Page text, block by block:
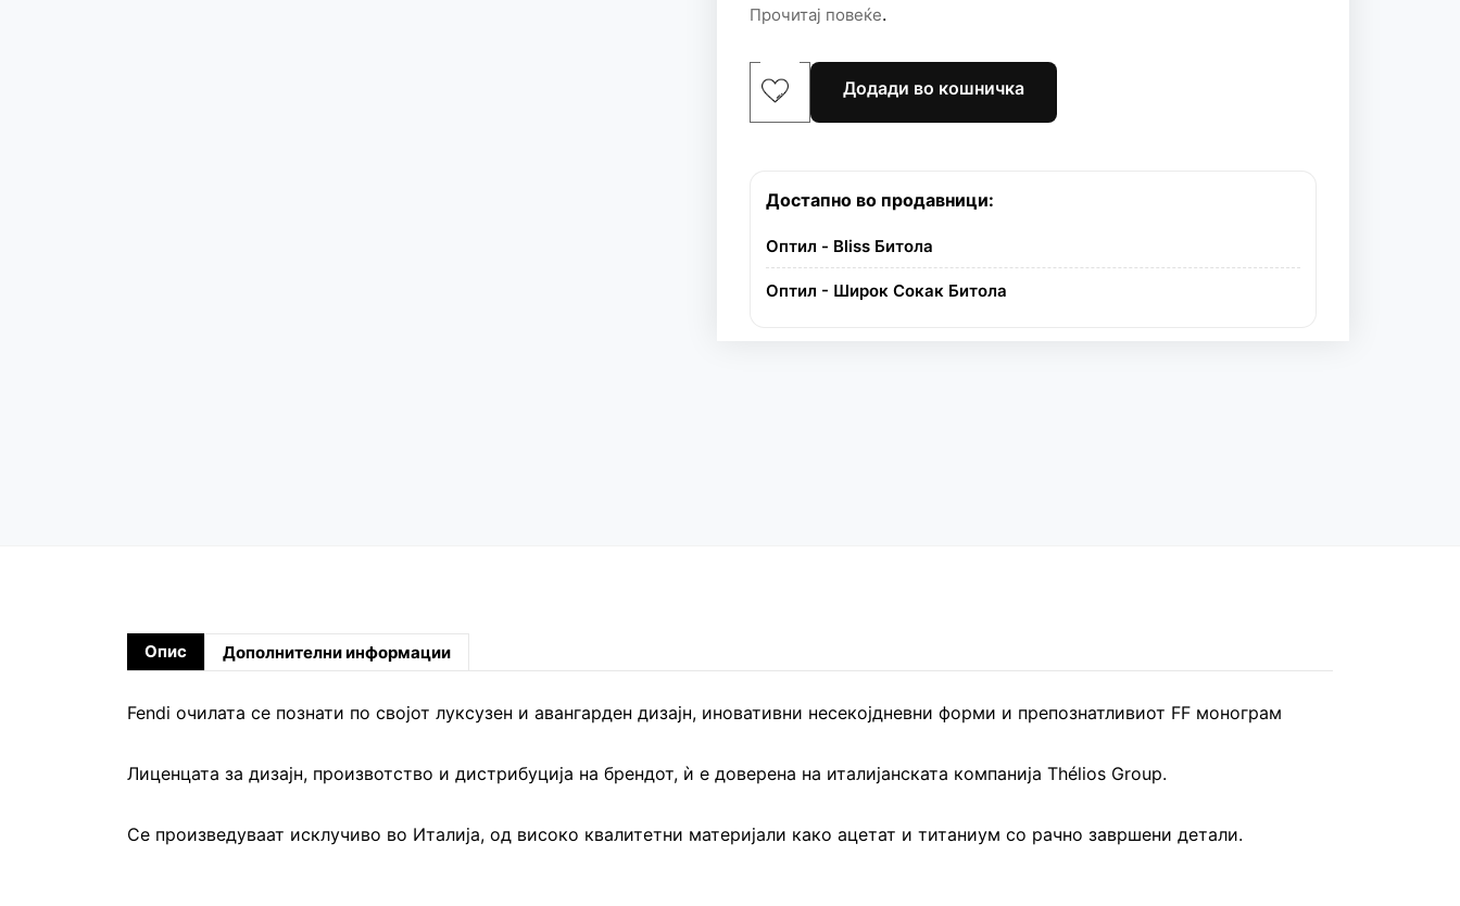
Додади во кошничка
Прочитај повеќе.
Достапно во продавници:
Оптил - Bliss Битола
Оптил - Широк Сокак Битола
Опис Дополнителни информации
Fendi очилата се познати по својот луксузен и авангарден дизајн, иновативни несекојдневни форми и препознатливиот FF монограм
Лиценцата за дизајн, произвотство и дистрибуција на брендот, ѝ е доверена на италијанската компанија Thélios Group.
Се произведуваат исклучиво во Италија, од високо квалитетни материјали како ацетат и титаниум со рачно завршени детали.